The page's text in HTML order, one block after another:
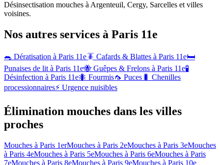
Désinsectisation mouches à Argenteuil, Cergy, Sarcelles et villes
voisines.
Nos autres services à Paris 11e
🐀 Dératisation à Paris 11e🪳 Cafards & Blattes à Paris 11e🛏️
Punaises de lit à Paris 11e🐝 Guêpes & Frelons à Paris 11e🧪
Désinfection à Paris 11e🐜 Fourmis🦟 Puces 🐛 Chenilles
processionnaires⚡ Urgence nuisibles
Élimination mouches dans les villes
proches
Mouches à Paris 1erMouches à Paris 2eMouches à Paris 3eMouches
à Paris 4eMouches à Paris 5eMouches à Paris 6eMouches à Paris
7eMouches à Paris 8eMouches à Paris 9eMouches à Paris 10e